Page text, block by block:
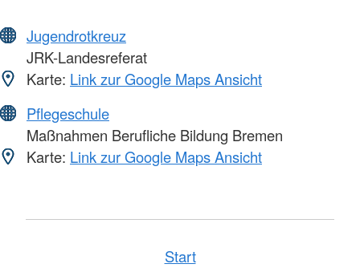
Jugendrotkreuz
JRK-Landesreferat
Karte: Link zur Google Maps Ansicht
Pflegeschule
Maßnahmen Berufliche Bildung Bremen
Karte: Link zur Google Maps Ansicht
Start